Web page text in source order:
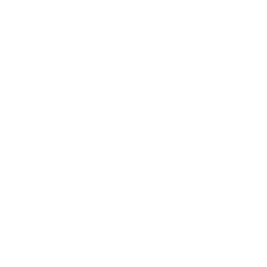
Evento Santa Catarina
Empresa Rio Grande do Sul
de Plástico